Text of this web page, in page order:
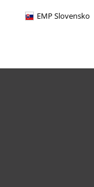
EMP Slovensko